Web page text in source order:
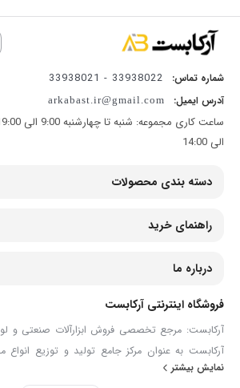
شماره تماس: 33938022 - 33938021
آدرس ایمیل: arkabast.ir@gmail.com
الی 14:00
دسته بندی محصولات
راهنمای خرید
درباره ما
فروشگاه اینترنتی آرکابست
آرکابست: مرجع تخصصی فروش ابزارآلات صنعتی و
آرکابست به عنوان مرکز جامع تولید و توزیع
یدکی، همراهی مطمئن برای صنعتگران، تعمیرکاران
نمایش بیشتر